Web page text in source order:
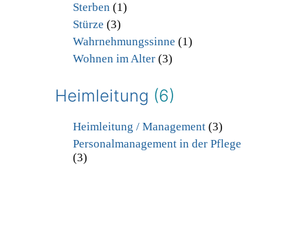
Sterben (1)
Stürze (3)
Wahrnehmungssinne (1)
Wohnen im Alter(3)
Heimleitung (6)
Heimleitung / Management(3)
Personalmanagement in der Pflege
(3)